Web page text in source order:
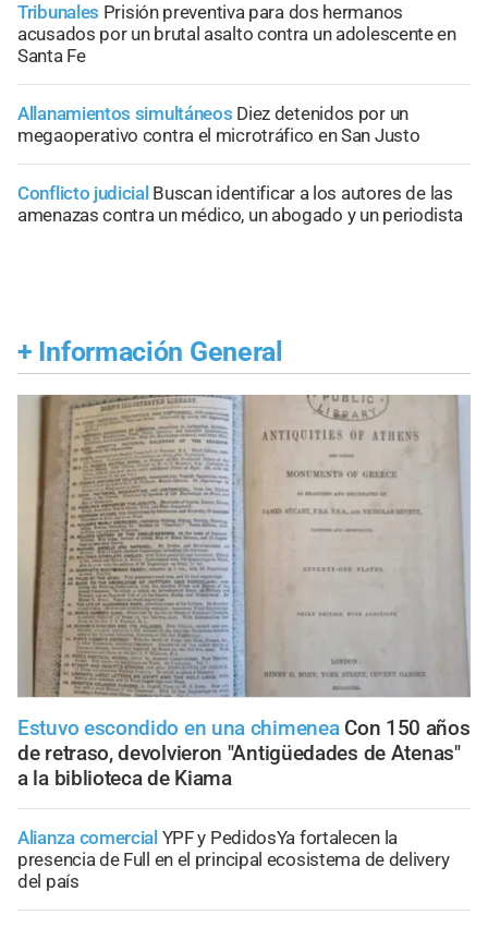
Tribunales Prisión preventiva para dos hermanos
acusados por un brutal asalto contra un adolescente en
Santa Fe
Allanamientos simultáneos Diez detenidos por un
megaoperativo contra el microtráfico en San Justo
Conflicto judicial Buscan identificar a los autores de las
amenazas contra un médico, un abogado y un periodista
+ Información General
Estuvo escondido en una chimenea Con 150 años
de retraso, devolvieron "Antigüedades de Atenas"
a la biblioteca de Kiama
Alianza comercial YPF y PedidosYa fortalecen la
presencia de Full en el principal ecosistema de delivery
del país